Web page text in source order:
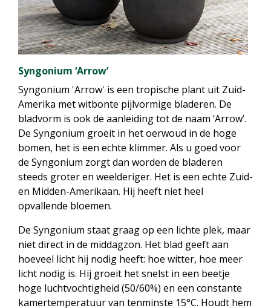
Syngonium ‘Arrow’
Syngonium 'Arrow' is een tropische plant uit Zuid-
Amerika met witbonte pijlvormige bladeren. De
bladvorm is ook de aanleiding tot de naam ‘Arrow’.
De Syngonium groeit in het oerwoud in de hoge
bomen, het is een echte klimmer. Als u goed voor
de Syngonium zorgt dan worden de bladeren
steeds groter en weelderiger. Het is een echte Zuid-
en Midden-Amerikaan. Hij heeft niet heel
opvallende bloemen.
De Syngonium staat graag op een lichte plek, maar
niet direct in de middagzon. Het blad geeft aan
hoeveel licht hij nodig heeft: hoe witter, hoe meer
licht nodig is. Hij groeit het snelst in een beetje
hoge luchtvochtigheid (50/60%) en een constante
kamertemperatuur van tenminste 15°C. Houdt hem